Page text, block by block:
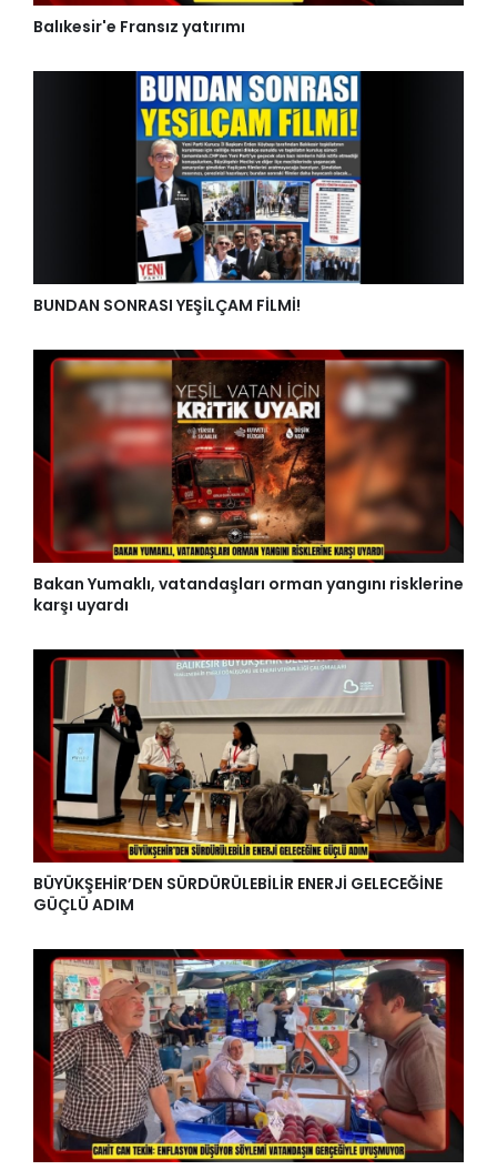
Balıkesir'e Fransız yatırımı
BUNDAN SONRASI YEŞİLÇAM FİLMİ!
Bakan Yumaklı, vatandaşları orman yangını risklerine
karşı uyardı
BÜYÜKŞEHİR’DEN SÜRDÜRÜLEBİLİR ENERJİ GELECEĞİNE
GÜÇLÜ ADIM